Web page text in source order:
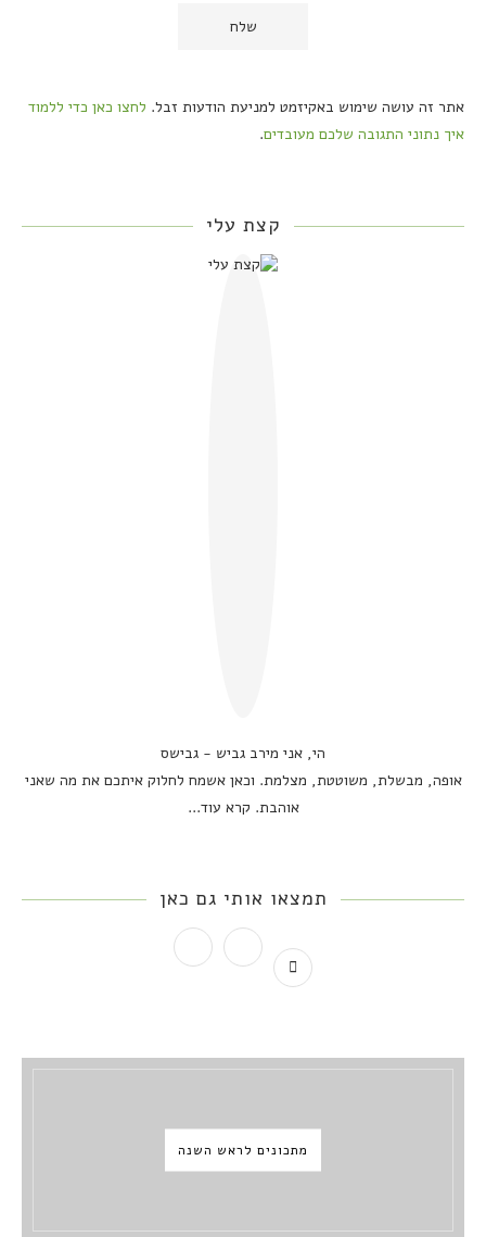
אתר זה עושה שימוש באקיזמט למניעת הודעות זבל. לחצו כאן כדי ללמוד
איך נתוני התגובה שלכם מעובדים.
קצת עלי
הי, אני מירב גביש - גבישס
אופה, מבשלת, משוטטת, מצלמת. וכאן אשמח לחלוק איתכם את מה שאני
אוהבת. קרא עוד...
תמצאו אותי גם כאן
מתכונים לראש השנה